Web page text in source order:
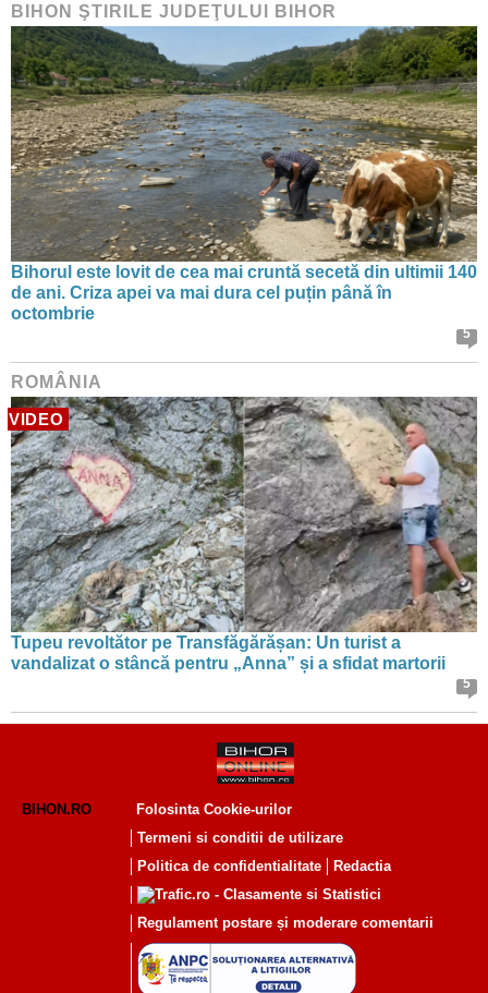
BIHON ŞTIRILE JUDEŢULUI BIHOR
Bihorul este lovit de cea mai cruntă secetă din ultimii 140
de ani. Criza apei va mai dura cel puțin până în
octombrie
5
ROMÂNIA
VIDEO
Tupeu revoltător pe Transfăgărășan: Un turist a
vandalizat o stâncă pentru „Anna” și a sfidat martorii
5
BIHON.RO
Folosinta Cookie-urilor
Termeni si conditii de utilizare
Politica de confidentialitate
Redactia
Regulament postare și moderare comentarii